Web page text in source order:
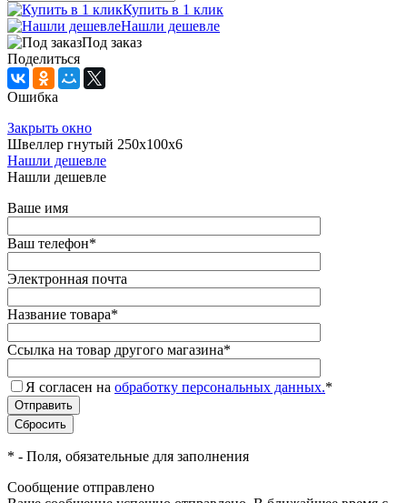
Купить в 1 клик
Нашли дешевле
Под заказ
Поделиться
Ошибка
Закрыть окно
Швеллер гнутый 250х100х6
Нашли дешевле
Нашли дешевле
Ваше имя
Ваш телефон*
Электронная почта
Название товара*
Ссылка на товар другого магазина*
Я согласен на обработку персональных данных.*
* - Поля, обязательные для заполнения
Сообщение отправлено